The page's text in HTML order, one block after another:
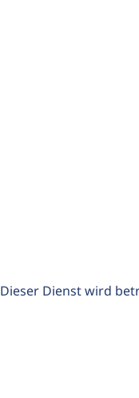
Dieser Dienst wird